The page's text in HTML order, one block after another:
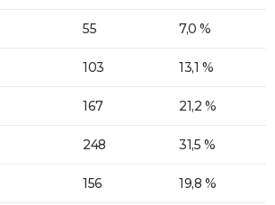
55 7,0 %
103 13,1 %
167 21,2 %
248 31,5 %
156 19,8 %